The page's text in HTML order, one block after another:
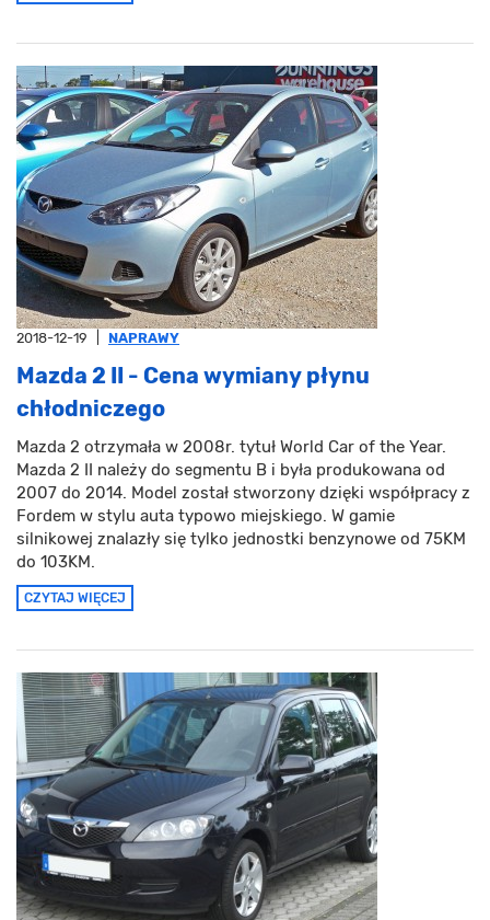
2018-12-19 NAPRAWY
Mazda 2 II - Cena wymiany płynu
chłodniczego
Mazda 2 otrzymała w 2008r. tytuł World Car of the Year.
Mazda 2 II należy do segmentu B i była produkowana od
2007 do 2014. Model został stworzony dzięki współpracy z
Fordem w stylu auta typowo miejskiego. W gamie
silnikowej znalazły się tylko jednostki benzynowe od 75KM
do 103KM.
CZYTAJ WIĘCEJ